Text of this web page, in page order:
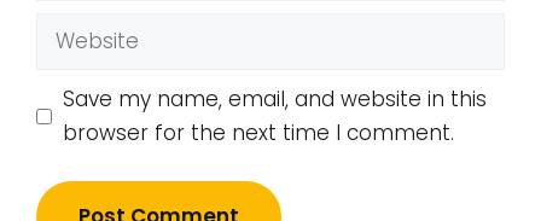
Website
Save my name, email, and website in this
browser for the next time I comment.